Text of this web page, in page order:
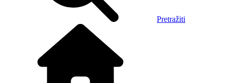
Pretražiti